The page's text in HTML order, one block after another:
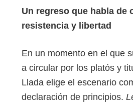
Un regreso que habla de
resistencia y libertad
En un momento en el que
a circular por los platós y
Llada elige el escenario
declaración de principios.